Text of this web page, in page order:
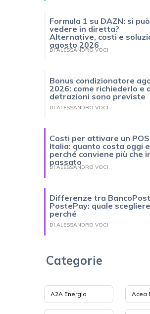
Formula 1 su DAZN: si può
vedere in diretta?
Alternative, costi e
agosto 2026
DI ALESSANDRO VOCI
Bonus condizionatore
2026: come richiederlo e
detrazioni sono previste
DI ALESSANDRO VOCI
Costi per attivare un
Italia: quanto costa oggi e
perché conviene più che
passato
DI ALESSANDRO VOCI
Differenze tra
PostePay: quale
perché
DI ALESSANDRO VOCI
Categorie
A2A Energia Acea